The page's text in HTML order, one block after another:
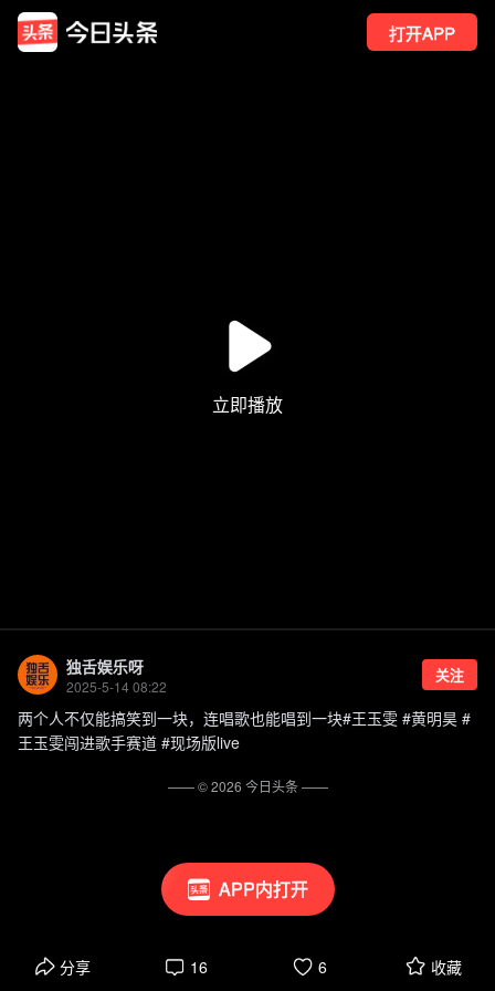
打开APP
APP内打开
独舌娱乐呀
2025-5-14 08:22
关注
两个人不仅能搞笑到一块，连唱歌也能唱到一块#王玉雯 #黄明昊 #
王玉雯闯进歌手赛道 #现场版live
分享 16 6 收藏
—— ©2026 今日头条——